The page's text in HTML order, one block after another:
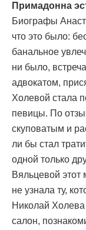
Примадонна
Биографы
что это было:
банальное
ни было,
адвокатом,
Холевой стала
певицы. По
скуповатым и
ли бы стал
одной только
Вяльцевой этот
не узнала ту,
Николай
салон,